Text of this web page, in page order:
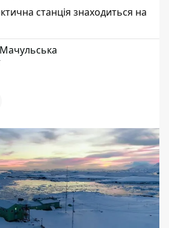
станція знаходиться на